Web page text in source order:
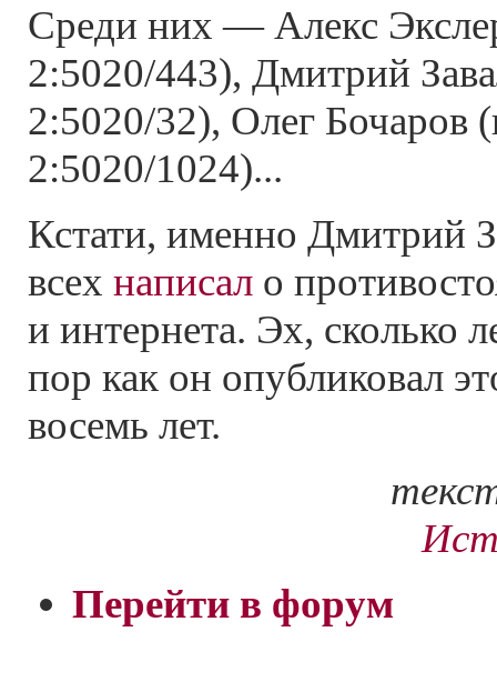
Среди них — Алекс
2:5020/443), Дмитрий
2:5020/32), Олег Бочаров
2:5020/1024)...
Кстати, именно Дмитрий
всех написал о
и интернета. Эх, сколько
пор как он опубликовал
восемь лет.
Перейти в форум